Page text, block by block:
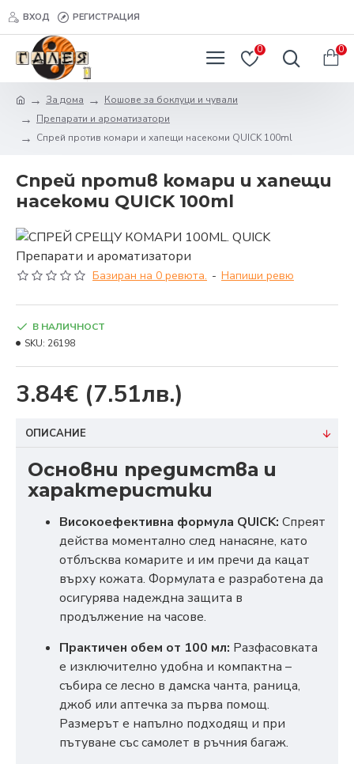
ВХОД РЕГИСТРАЦИЯ
0 0
За дома
Кошове за боклуци и чували
Препарати и ароматизатори
Спрей против комари и хапещи насекоми QUICK 100ml
Спрей против комари и хапещи
насекоми QUICK 100ml
Базиран на 0 ревюта. - Напиши ревю
3.84€ (7.51лв.)
В НАЛИЧНОСТ
SKU: 26198
ОПИСАНИЕ
Основни предимства и
характеристики
Високоефективна формула QUICK: Спреят
действа моментално след нанасяне, като
отблъсква комарите и им пречи да кацат
върху кожата. Формулата е разработена да
осигурява надеждна защита в
продължение на часове.
Практичен обем от 100 мл: Разфасовката
е изключително удобна и компактна –
събира се лесно в дамска чанта, раница,
джоб или аптечка за първа помощ.
Размерът е напълно подходящ и при
пътуване със самолет в ръчния багаж.